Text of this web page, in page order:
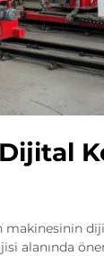
makinesinin
alanında